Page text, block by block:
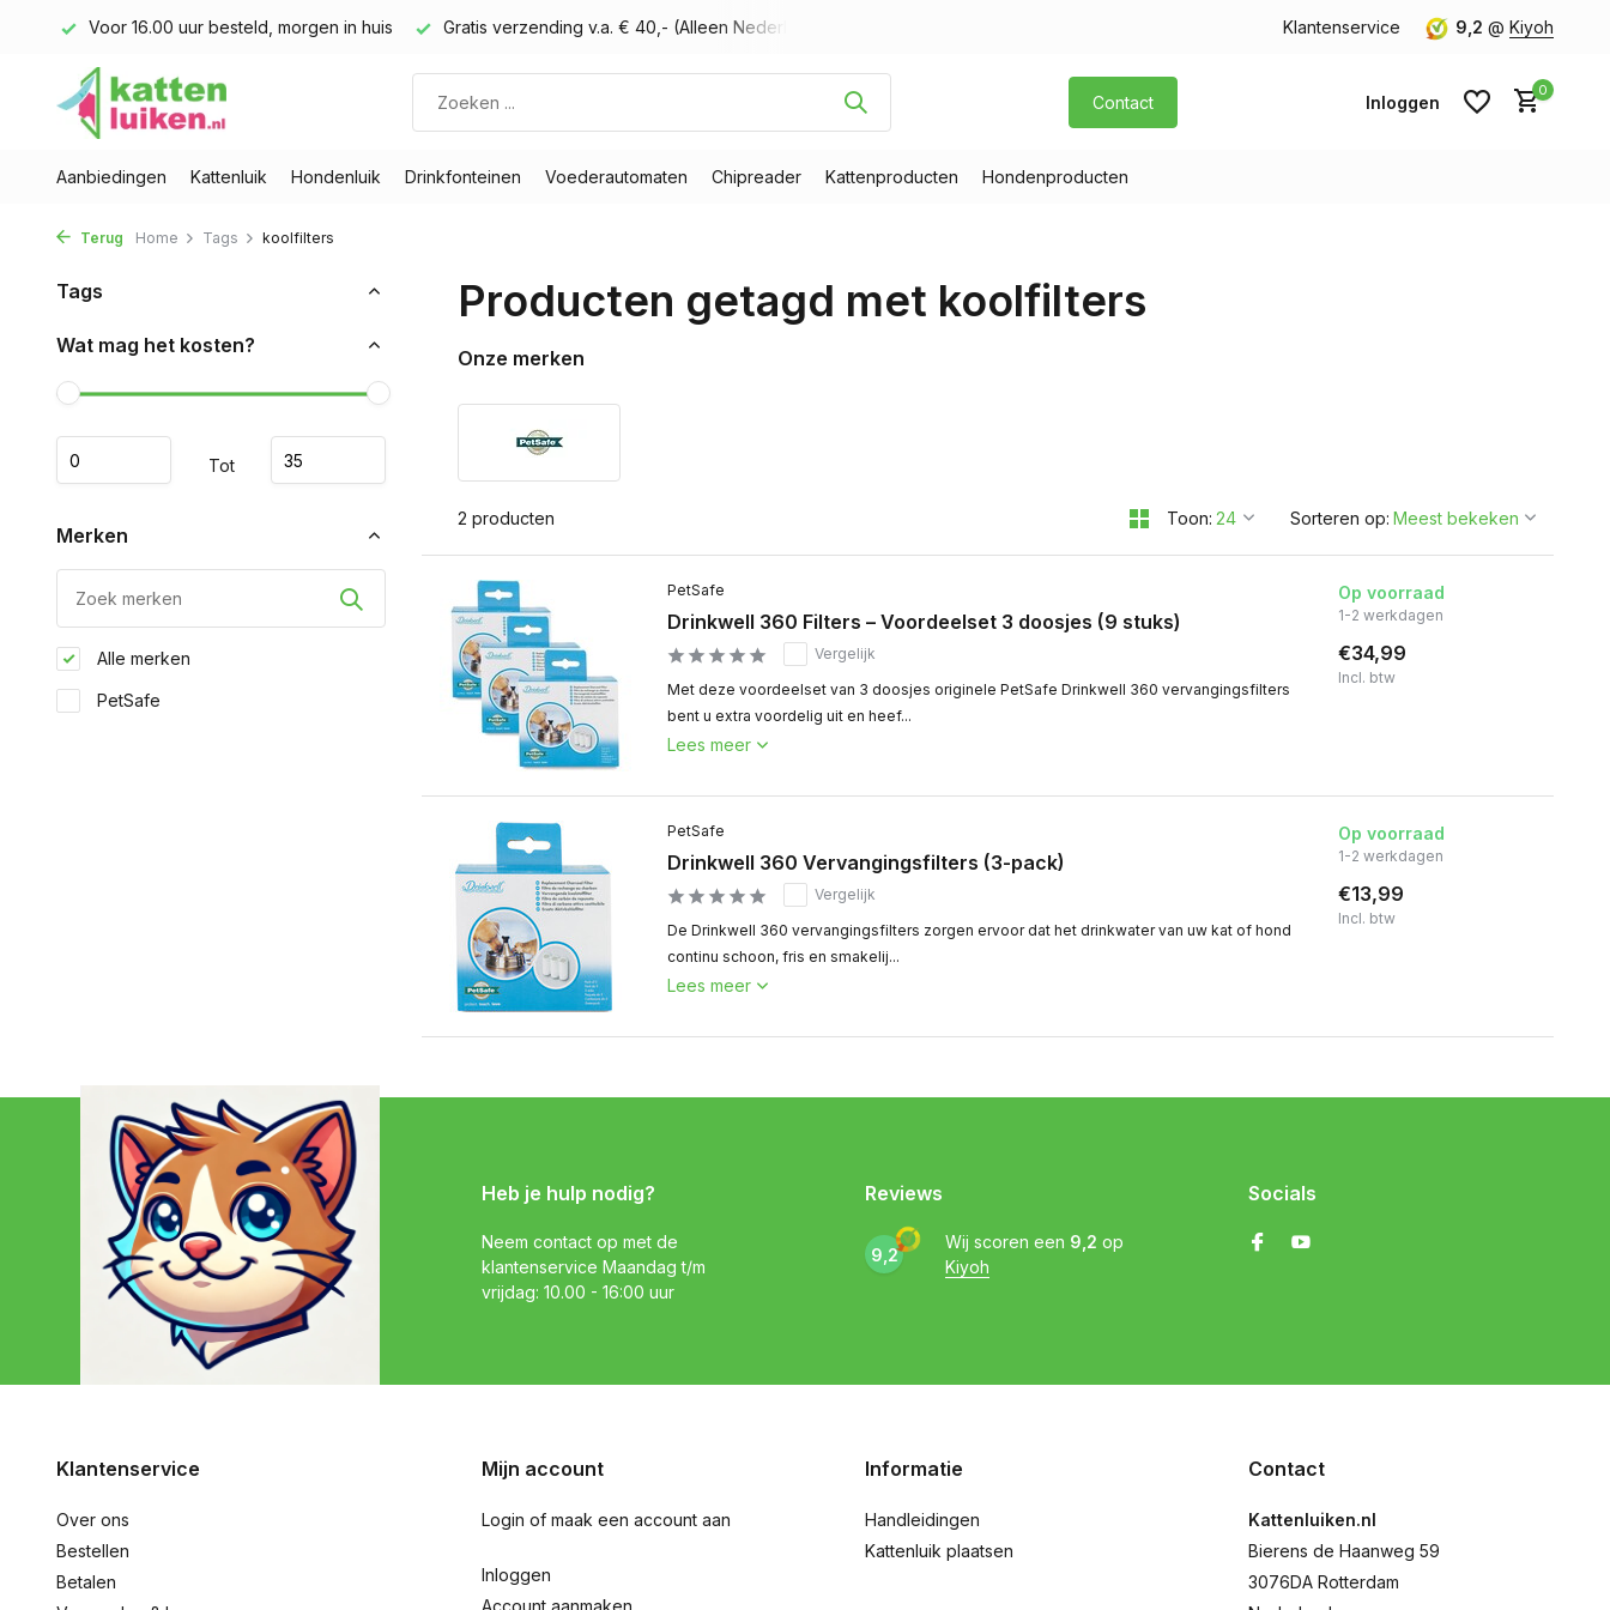
Voor 16.00 uur besteld, morgen in huis Gratis verzending v.a. € 40,- (Alleen Nederland) Gratis verzending v.a. € 40,- (Alleen Nederland)
Klantenservice 9,2 @ Kiyoh
Contact Inloggen
0
Aanbiedingen Kattenluik Hondenluik Drinkfonteinen Voederautomaten Chipreader Kattenproducten Hondenproducten
Terug Home Tags koolfilters
Tags
Wat mag het kosten?
Tot
Merken
Alle merken
PetSafe
Producten getagd met koolfilters
Onze merken
2 producten Toon: Sorteren op:
PetSafe
Drinkwell 360 Filters – Voordeelset 3 doosjes (9 stuks)
Vergelijk
Met deze voordeelset van 3 doosjes originele PetSafe Drinkwell 360 vervangingsfilters
bent u extra voordelig uit en heef...
Lees meer
Op voorraad
1-2 werkdagen
€34,99
Incl. btw
PetSafe
Drinkwell 360 Vervangingsfilters (3-pack)
Vergelijk
De Drinkwell 360 vervangingsfilters zorgen ervoor dat het drinkwater van uw kat of hond
continu schoon, fris en smakelij...
Lees meer
Op voorraad
1-2 werkdagen
€13,99
Incl. btw
Heb je hulp nodig?
Neem contact op met de
klantenservice Maandag t/m
vrijdag: 10.00 - 16:00 uur
Reviews
9,2
Wij scoren een 9,2 op
Kiyoh
Socials
Klantenservice
Over ons
Bestellen
Betalen
Mijn account
Login of maak een account aan
Inloggen
Account aanmaken
Informatie
Handleidingen
Kattenluik plaatsen
Contact
Kattenluiken.nl
Bierens de Haanweg 59
3076DA Rotterdam